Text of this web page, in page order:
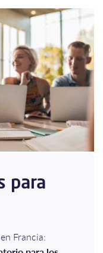
para
Francia: